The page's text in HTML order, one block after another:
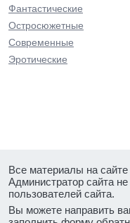
Фантастические
Остросюжетные
Современные
Эротические
Все материалы на
Администратор сайта не
пользователей сайта.
Вы можете направить